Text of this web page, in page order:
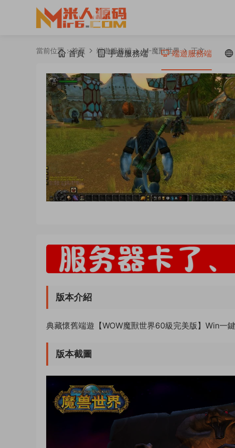
首頁 手遊服務端 端遊服務端
當前位置：首頁 端遊服務端 M-魔獸世界 正文
版本介紹
典藏懷舊端遊【WOW魔獸世界60級完美版】Win一
版本截圖